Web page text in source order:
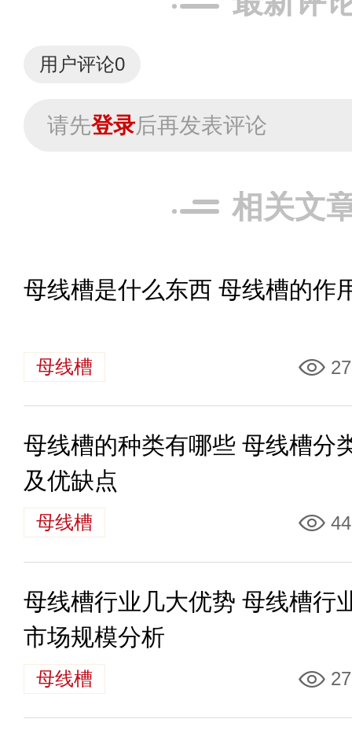
用户评论0
请先登录后再发表评论
相关文
母线槽是什么东西 母线槽的作
母线槽
母线槽的种类有哪些 母线槽分
及优缺点
母线槽
母线槽行业几大优势 母线槽行
市场规模分析
母线槽